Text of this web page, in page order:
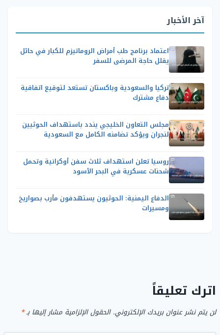
آخر الأخبار
اعتماد برنامج طب أمراض الروماتيزم للكبار في حائل
يقلل حاجة المرضى للسفر
تركيا والسعودية وباكستان تستعد لتوقيع اتفاقية
دفاع مشترك
مجلس التعاون الخليجي يندد باستهداف الحوثيين
لنجران ويؤكد تضامنه الكامل مع السعودية
روسيا تعلن استهداف ثلاث سفن أوكرانية وتحمل
شحنات عسكرية في البحر الأسود
الدفاع اليمنية: الحوثيون يستهدفون مأرب بصواريخ
ومسيرات
اترك تعليقاً
لن يتم نشر عنوان بريدك الإلكتروني. الحقول الإلزامية مشار إليها بـ*